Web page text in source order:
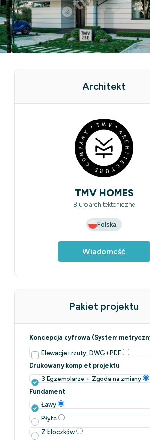
Architekt
TMV HOMES
Biuro architektoniczne
Polska
Wiadomość
Pakiet projektu
Koncepcja cyfrowa (System
Elewacje i rzuty, DWG+PDF
Drukowany komplet projektu
3 Egzemplarze + Zgoda na zmiany
Fundament
Ławy
Płyta
Z bloczków